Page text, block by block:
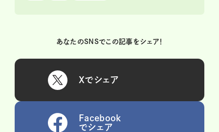
あなたのSNSでこの記事をシェア！
Xでシェア
Facebook
でシェア